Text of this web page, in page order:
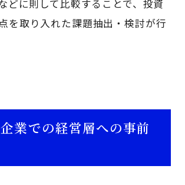
どに則して比較することで、投資
を取り入れた課題抽出・検討が行
業での経営層への事前